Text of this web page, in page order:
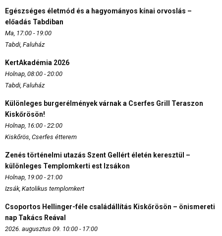
Egészséges életmód és a hagyományos kínai orvoslás –
előadás Tabdiban
Ma, 17:00 - 19:00
Tabdi, Faluház
KertAkadémia 2026
Holnap, 08:00 - 20:00
Tabdi, Faluház
Különleges burgerélmények várnak a Cserfes Grill Teraszon
Kiskőrösön!
Holnap, 16:00 - 22:00
Kiskőrös, Cserfes étterem
Zenés történelmi utazás Szent Gellért életén keresztül –
különleges Templomkerti est Izsákon
Holnap, 19:00 - 21:00
Izsák, Katolikus templomkert
Csoportos Hellinger-féle családállítás Kiskőrösön – önismereti
nap Takács Reával
2026. augusztus 09. 10:00 - 17:00